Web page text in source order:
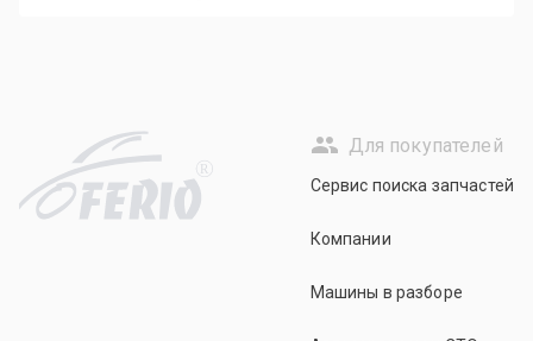
R
Для покупателей
Сервис поиска запчастей
Компании
Машины в разборе